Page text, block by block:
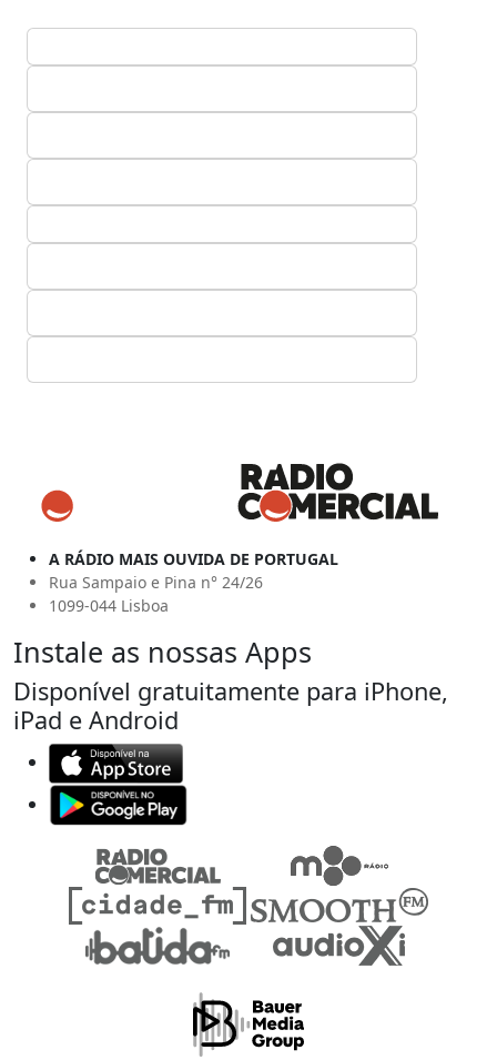
A RÁDIO MAIS OUVIDA DE PORTUGAL
Rua Sampaio e Pina n° 24/26
1099-044 Lisboa
Instale as nossas Apps
Disponível gratuitamente para iPhone,
iPad e Android